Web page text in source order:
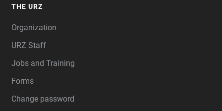
THE URZ
Organization
URZ Staff
Jobs and Training
Forms
Change password